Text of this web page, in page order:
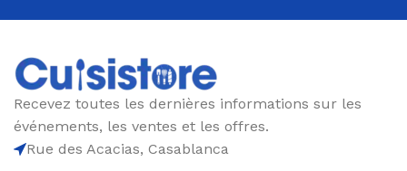
Recevez toutes les dernières informations sur les
événements, les ventes et les offres.
Rue des Acacias, Casablanca